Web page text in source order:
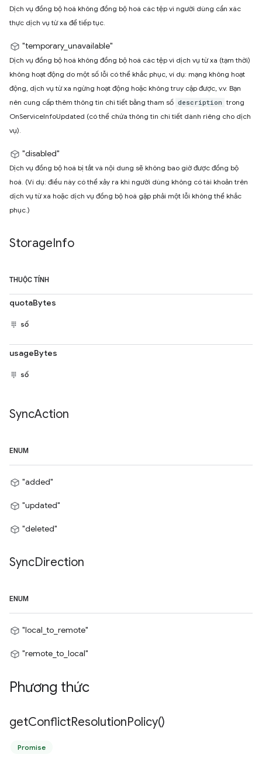
Dịch vụ đồng bộ hoá không đồng bộ hoá các tệp vì người dùng cần xác
thực dịch vụ từ xa để tiếp tục.
"temporary_unavailable"
Dịch vụ đồng bộ hoá không đồng bộ hoá các tệp vì dịch vụ từ xa (tạm thời)
không hoạt động do một số lỗi có thể khắc phục, ví dụ: mạng không hoạt
động, dịch vụ từ xa ngừng hoạt động hoặc không truy cập được, v.v. Bạn
nên cung cấp thêm thông tin chi tiết bằng tham số description trong
OnServiceInfoUpdated (có thể chứa thông tin chi tiết dành riêng cho dịch
vụ).
"disabled"
Dịch vụ đồng bộ hoá bị tắt và nội dung sẽ không bao giờ được đồng bộ
hoá. (Ví dụ: điều này có thể xảy ra khi người dùng không có tài khoản trên
dịch vụ từ xa hoặc dịch vụ đồng bộ hoá gặp phải một lỗi không thể khắc
phục.)
StorageInfo
THUỘC TÍNH
quotaBytes
số
usageBytes
số
SyncAction
ENUM
"added"
"updated"
"deleted"
SyncDirection
ENUM
"local_to_remote"
"remote_to_local"
Phương thức
getConflictResolutionPolicy()
Promise